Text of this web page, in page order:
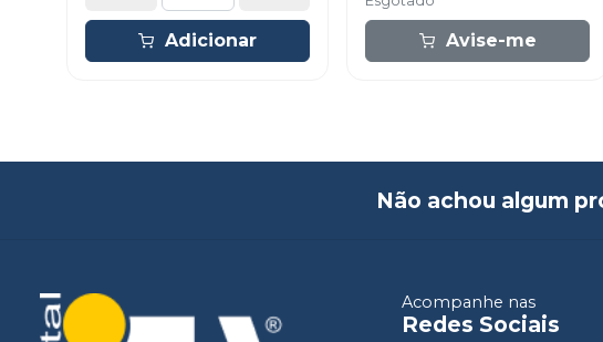
Adicionar Avise-me
Não achou algum
Acompanhe nas
Redes Sociais